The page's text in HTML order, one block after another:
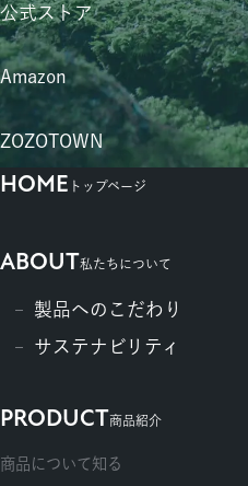
公式ストア
Amazon
ZOZOTOWN
HOME トップページ
ABOUT私たちについて
製品へのこだわり
サステナビリティ
PRODUCT商品紹介
商品について知る